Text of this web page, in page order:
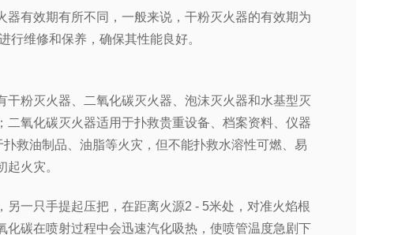
有效期有所不同，一般来说，干粉灭火器的有效期为
行维修和保养，确保其性能良好。
粉灭火器、二氧化碳灭火器、泡沫灭火器和水基型灭
氧化碳灭火器适用于扑救贵重设备、档案资料、仪器
救油制品、油脂等火灾，但不能扑救水溶性可燃、易
火灾。
一只手提起压把，在距离火源2 - 5米处，对准火焰根
碳在喷射过程中会迅速汽化吸热，使喷管温度急剧下